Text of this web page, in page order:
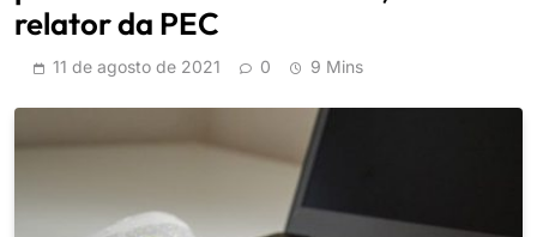
relator da PEC
11 de agosto de 2021 0 9 Mins